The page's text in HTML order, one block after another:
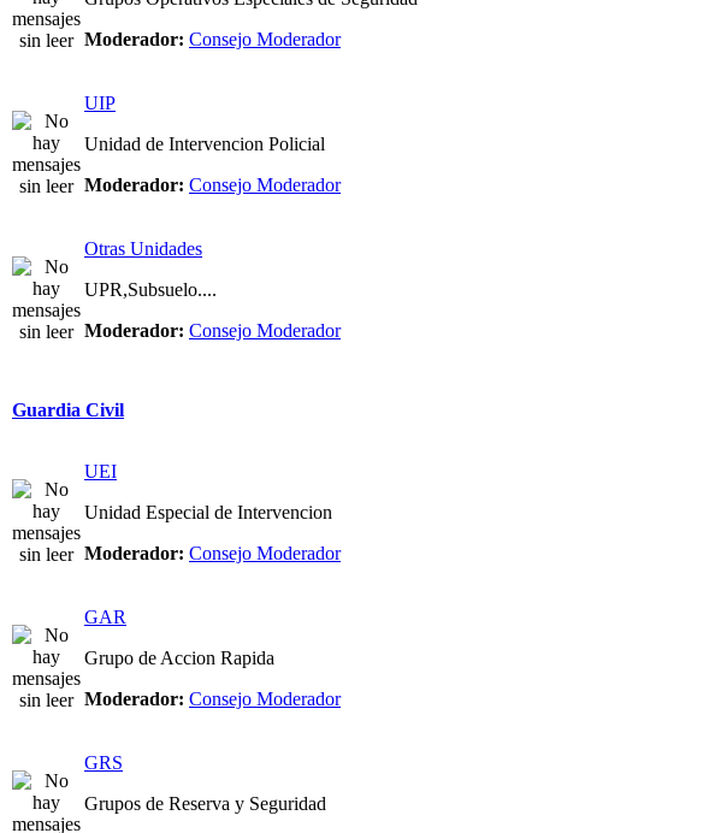
Moderador: Consejo Moderador
UIP
Unidad de Intervencion Policial
Moderador: Consejo Moderador
Otras Unidades
UPR,Subsuelo....
Moderador: Consejo Moderador
Guardia Civil
UEI
Unidad Especial de Intervencion
Moderador: Consejo Moderador
GAR
Grupo de Accion Rapida
Moderador: Consejo Moderador
GRS
Grupos de Reserva y Seguridad